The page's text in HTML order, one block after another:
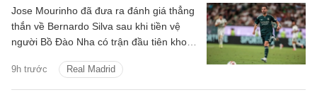
9h trước Real Madrid
Jose Mourinho đã đưa ra đánh giá thẳng
thắn về Bernardo Silva sau khi tiền vệ
người Bồ Đào Nha có trận đầu tiên khoác